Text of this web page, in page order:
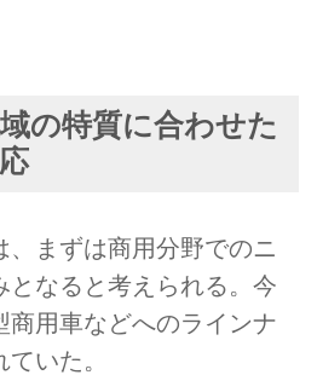
の特質に合わせた
、まずは商用分野でのニ
となると考えられる。今
商用車などへのラインナ
いた。